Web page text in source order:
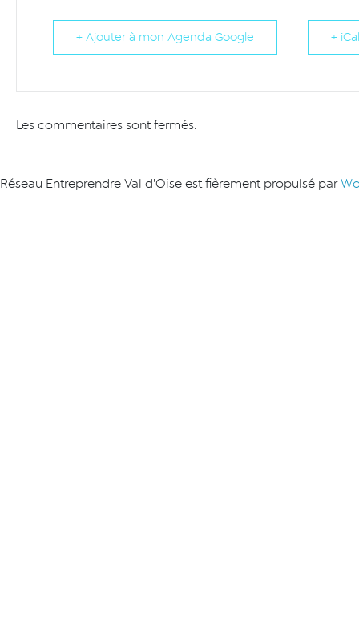
+ Ajouter à mon Agenda Google +
Les commentaires sont fermés.
Réseau Entreprendre Val d'Oise est fièrement propulsé par